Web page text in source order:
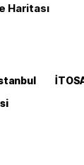
Haritası